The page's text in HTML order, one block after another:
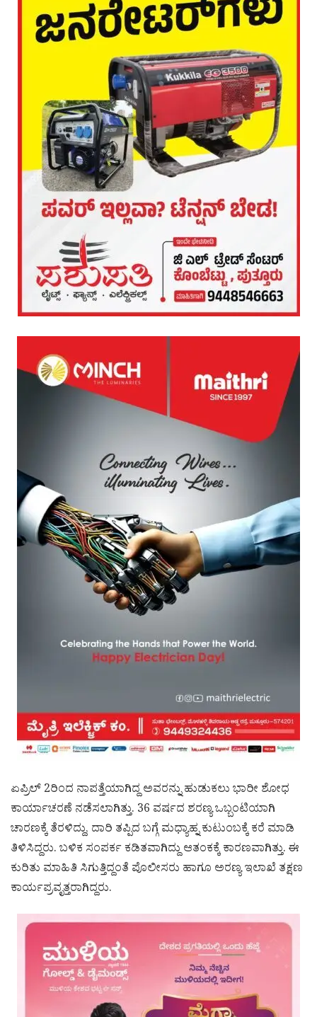
ಏಪ್ರಿಲ್ 2ರಿಂದ ನಾಪತ್ತೆಯಾಗಿದ್ದ ಅವರನ್ನು ಹುಡುಕಲು ಭಾರೀ ಶೋಧ
ಕಾರ್ಯಾಚರಣೆ ನಡೆಸಲಾಗಿತ್ತು. 36 ವರ್ಷದ ಶರಣ್ಯ ಒಬ್ಬಂಟಿಯಾಗಿ
ಚಾರಣಕ್ಕೆ ತೆರಳಿದ್ದು, ದಾರಿ ತಪ್ಪಿದ ಬಗ್ಗೆ ಮಧ್ಯಾಹ್ನ ಕುಟುಂಬಕ್ಕೆ ಕರೆ ಮಾಡಿ
ತಿಳಿಸಿದ್ದರು. ಬಳಿಕ ಸಂಪರ್ಕ ಕಡಿತವಾಗಿದ್ದು ಆತಂಕಕ್ಕೆ ಕಾರಣವಾಗಿತ್ತು. ಈ
ಕುರಿತು ಮಾಹಿತಿ ಸಿಗುತ್ತಿದ್ದಂತೆ ಪೊಲೀಸರು ಹಾಗೂ ಅರಣ್ಯ ಇಲಾಖೆ ತಕ್ಷಣ
ಕಾರ್ಯಪ್ರವೃತ್ತರಾಗಿದ್ದರು.